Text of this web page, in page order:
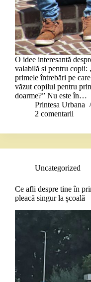
O idee interesantă
valabilă și pentru copii:
primele întrebări pe
văzut copilul pentru
doarme?” Nu este în…
Printesa Urbana
2 comentarii
Uncategorized
Ce afli despre tine în
pleacă singur la școală